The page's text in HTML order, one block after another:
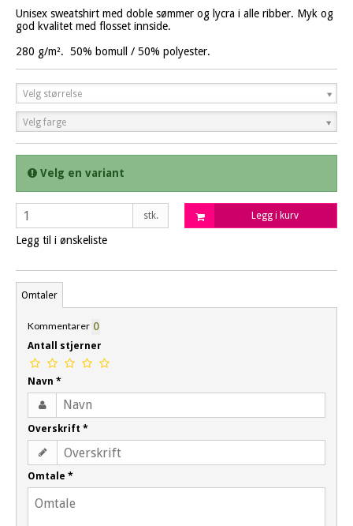
Unisex sweatshirt med doble sømmer og lycra i alle ribber. Myk og
god kvalitet med flosset innside.
280 g/m². 50% bomull / 50% polyester.
Velg størrelse
Velg farge
Velg en variant
stk. Legg i kurv
Legg til i ønskeliste
Omtaler
Kommentarer 0
Antall stjerner
Navn *
Overskrift *
Omtale *